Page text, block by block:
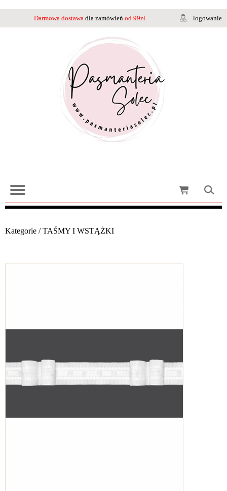
Darmowa dostawa dla zamówień od 99zł. logowanie
Kategorie /TAŚMY I WSTĄŻKI